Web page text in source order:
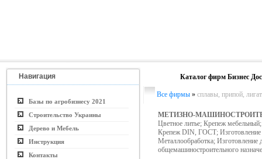
Навигация
Базы по агробизнесу 2021
Строительство Украины
Дерево и Мебель
Инструкция
Контакты
Каталог фирм Бизнес
Все фирмы » сплавы, припой,
МЕТИЗНО-
Цветное литье; Крепеж
Крепеж DIN, ГОСТ; Изготовление
Металлообработка; Изготовление
общемашиностроительного